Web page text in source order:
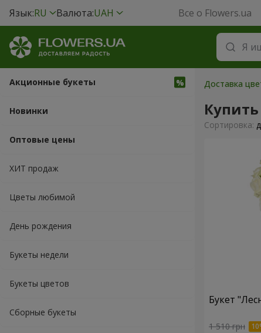
Язык:RU Валюта:UAH Все о Flowers.ua
Акционные букеты
Новинки
Оптовые цены
ХИТ продаж
Цветы любимой
День рождения
Букеты недели
Букеты цветов
Сборные букеты
Доставка
Cортировка:
Букет
1 510 грн